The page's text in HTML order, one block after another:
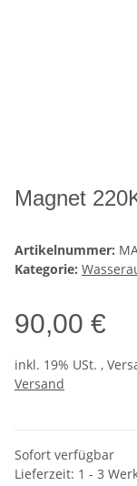
Magnet
Artikelnummer:
Kategorie:
90,00 €
inkl. 19% USt. ,
Versand
Sofort verfügbar
Lieferzeit: 1 - 3